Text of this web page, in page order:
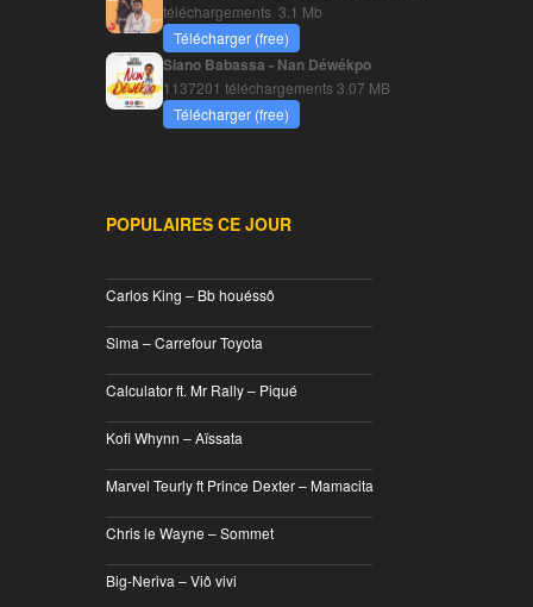
téléchargements 3.1 Mb
Télécharger (free)
Siano Babassa - Nan Déwékpo
1137201 téléchargements3.07 MB
Télécharger (free)
POPULAIRES CE JOUR
Carlos King – Bb houéssô
Sima – Carrefour Toyota
Calculator ft. Mr Rally – Piqué
Kofi Whynn – Aïssata
Marvel Teurly ft Prince Dexter – Mamacita
Chris le Wayne – Sommet
Big-Neriva – Viô vivi